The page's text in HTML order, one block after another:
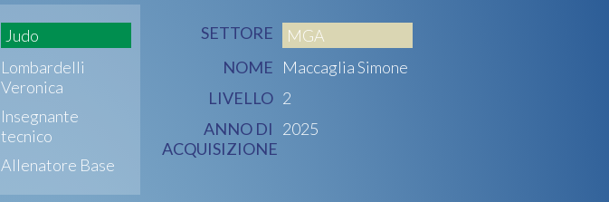
Judo
Lombardelli
Veronica
Insegnante
tecnico
Allenatore Base
SETTORE
MGA
NOME Maccaglia Simone
LIVELLO 2
ANNO DI
ACQUISIZIONE
2025